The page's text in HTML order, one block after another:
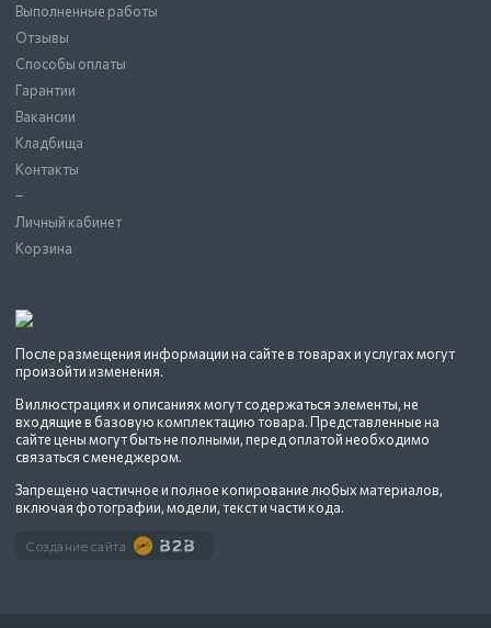
После размещения информации на сайте в товарах и услугах могут
произойти изменения.
В иллюстрациях и описаниях могут содержаться элементы, не
входящие в базовую комплектацию товара. Представленные на
сайте цены могут быть не полными, перед оплатой необходимо
связаться с менеджером.
Запрещено частичное и полное копирование любых материалов,
включая фотографии, модели, текст и части кода.
Создание сайта
Выполненные работы
Отзывы
Способы оплаты
Гарантии
Вакансии
Кладбища
Контакты
–
Личный кабинет
Корзина